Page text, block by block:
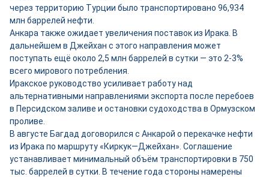
через территорию Турции было транспортировано 96,934
млн баррелей нефти.
Анкара также ожидает увеличения поставок из Ирака. В
дальнейшем в Джейхан с этого направления может
поступать ещё около 2,5 млн баррелей в сутки — это 2-3%
всего мирового потребления.
Иракское руководство усиливает работу над
альтернативными направлениями экспорта после перебоев
в Персидском заливе и остановки судоходства в Ормузском
проливе.
В августе Багдад договорился с Анкарой о перекачке нефти
из Ирака по маршруту «Киркук—Джейхан». Соглашение
устанавливает минимальный объём транспортировки в 750
тыс. баррелей в сутки. В течение года стороны намерены